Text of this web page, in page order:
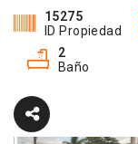
15275
ID Propiedad
2
Baño